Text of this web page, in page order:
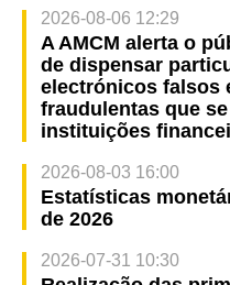
2026-08-06 12:29
A AMCM alerta o
de dispensar
electrónicos falsos
fraudulentas que
instituições
2026-08-03 16:00
Estatísticas
de 2026
2026-07-31 10:30